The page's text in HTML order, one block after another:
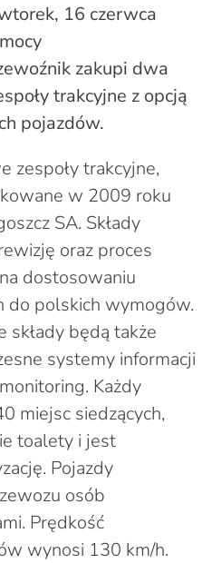
16 czerwca
zakupi dwa
trakcyjne z opcją
pojazdów.
zespoły trakcyjne,
w 2009 roku
SA. Składy
oraz proces
dostosowaniu
do polskich wymogów.
składy będą także
systemy informacji
Każdy
miejsc siedzących,
toalety i jest
Pojazdy
osób
Prędkość
wynosi 130 km/h.